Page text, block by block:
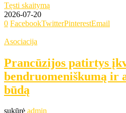
Tęsti skaitymą
2026-07-20
0 FacebookTwitterPinterestEmail
Asociacija
Prancūzijos patirtys
bendruomeniškumą ir
būdą
sukūrė admin